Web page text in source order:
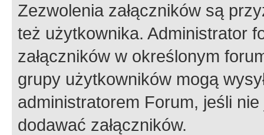
Zezwolenia załączników są
też użytkownika. Administrator
załączników w określonym
grupy użytkowników mogą
administratorem Forum, jeśli
dodawać załączników.